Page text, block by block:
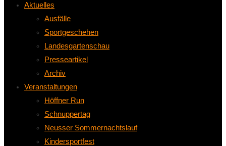
Aktuelles
Ausfälle
Sportgeschehen
Landesgartenschau
Presseartikel
Archiv
Veranstaltungen
Höffner Run
Schnuppertag
Neusser Sommernachtslauf
Kindersportfest